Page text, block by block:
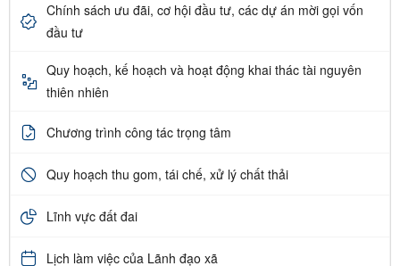
Chính sách ưu đãi, cơ hội đầu tư, các dự án mời gọi vốn
đầu tư
Quy hoạch, kế hoạch và hoạt động khai thác tài nguyên
thiên nhiên
Chương trình công tác trọng tâm
Quy hoạch thu gom, tái chế, xử lý chất thải
Lĩnh vực đất đai
Lịch làm việc của Lãnh đạo xã